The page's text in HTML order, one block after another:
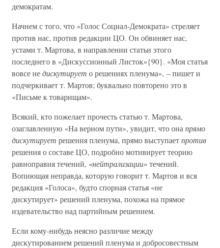
демократам.
Начнем с того, что «Голос Социал-Демократа» стреляет
против нас, против редакции ЦО. Он обвиняет нас,
устами т. Мартова, в направлении статьи этого
последнего в «Дискуссионный Листок»{90}. «Моя статья
вовсе недискутирует о решениях пленума», – пишет и
подчеркивает т. Мартов; буквально повторено это в
«Письме к товарищам».
Всякий, кто пожелает прочесть статью т. Мартова,
озаглавленную «На верном пути», увидит, что она прямо
дискутирует решения пленума, прямо выступаетпротив
решения о составе ЦО, подробно мотивирует теорию
равноправия течений, «нейтрализации»течений.
Вопиющая неправда, которую говорит т. Мартов и вся
редакция «Голоса», будто спорная статья «не
дискутирует» решений пленума, похожа на прямое
издевательство над партийным решением.
Если кому-нибудь неясно различие между
дискутированием решений пленума и добросовестным